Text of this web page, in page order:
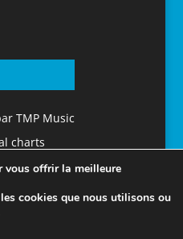
TMP Music
charts
vous offrir la meilleure
cookies que nous utilisons ou